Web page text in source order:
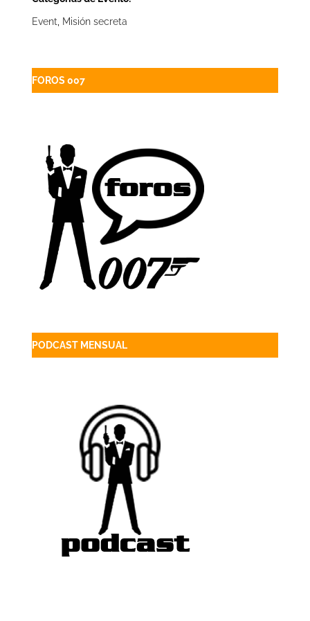
Event, Misión secreta
FOROS 007
PODCAST MENSUAL